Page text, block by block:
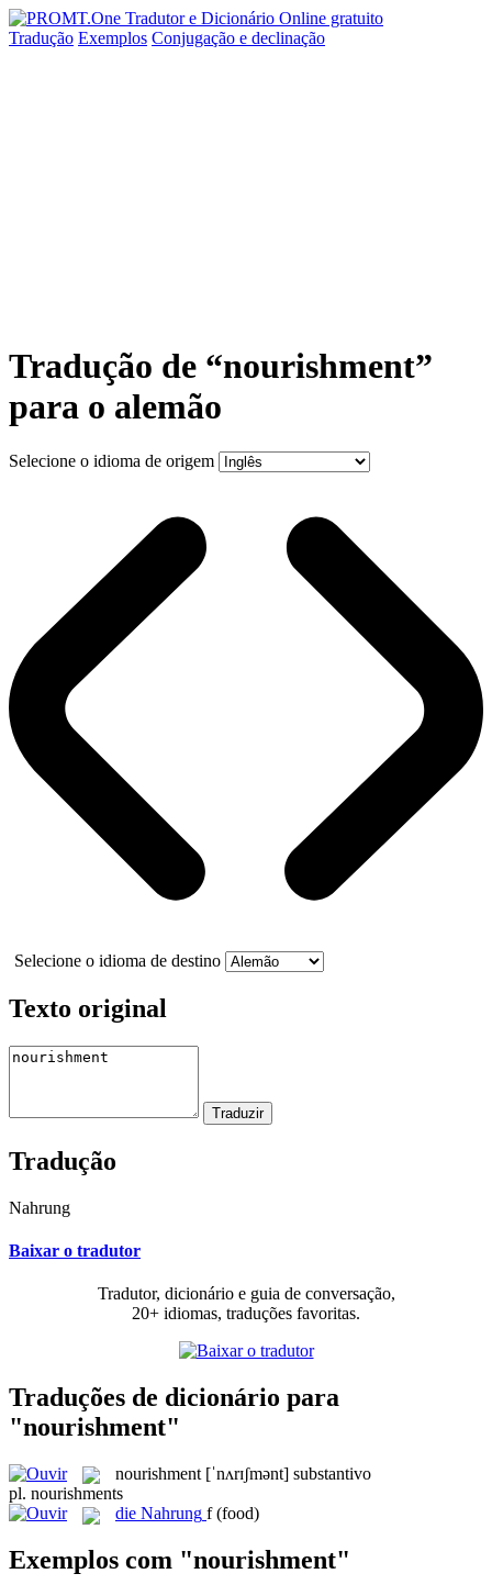
Tradução Exemplos Conjugação e declinação
Tradução de “nourishment”
para o alemão
Selecione o idioma de origem
Selecione o idioma de destino
Texto original
Tradução
Nahrung
Baixar o tradutor
Tradutor, dicionário e guia de conversação,
20+ idiomas, traduções favoritas.
Traduções de dicionário para
"nourishment"
nourishment [ˈnʌrɪʃmənt] substantivo
pl. nourishments
die Nahrung f (food)
Exemplos com "nourishment"